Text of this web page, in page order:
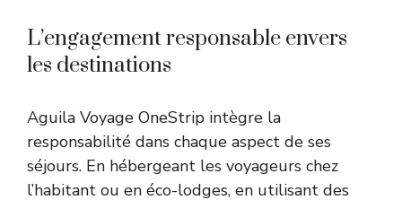
L’engagement responsable envers
les destinations
Aguila Voyage OneStrip intègre la
responsabilité dans chaque aspect de ses
séjours. En hébergeant les voyageurs chez
l’habitant ou en éco-lodges, en utilisant des